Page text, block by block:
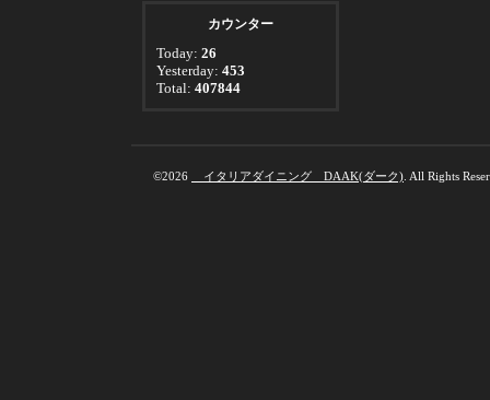
カウンター
Today: 26
Yesterday: 453
Total: 407844
©2026 イタリアダイニング DAAK(ダーク) . All Rights